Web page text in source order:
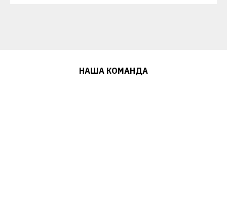
НАША КОМАНДА